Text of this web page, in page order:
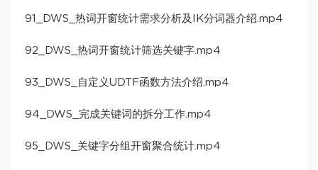
91_DWS_热词开窗统计需求分析及IK分词器介绍.mp4
92_DWS_热词开窗统计筛选关键字.mp4
93_DWS_自定义UDTF函数方法介绍.mp4
94_DWS_完成关键词的拆分工作.mp4
95_DWS_关键字分组开窗聚合统计.mp4